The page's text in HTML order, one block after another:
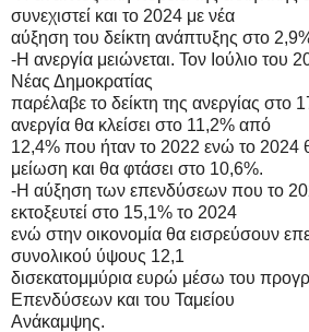
συνεχιστεί και το 2024 με νέα
αύξηση του δείκτη ανάπτυξης στο
-Η ανεργία μειώνεται. Τον Ιούλιο του
Νέας Δημοκρατίας
παρέλαβε το δείκτη της ανεργίας στο
ανεργία θα κλείσει στο 11,2% από
12,4% που ήταν το 2022 ενώ το 2024
μείωση και θα φτάσει στο 10,6%.
-Η αύξηση των επενδύσεων που το
εκτοξευτεί στο 15,1% το 2024
ενώ στην οικονομία θα εισρεύσουν
συνολικού ύψους 12,1
δισεκατομμύρια ευρώ μέσω του
Επενδύσεων και του Ταμείου
Ανάκαμψης.